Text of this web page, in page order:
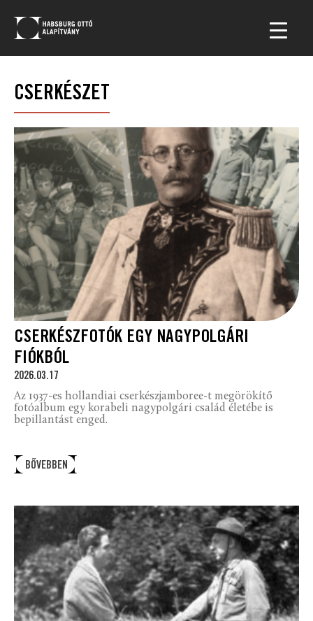
CSERKÉSZET
CSERKÉSZFOTÓK EGY NAGYPOLGÁRI
FIÓKBÓL
2026.03.17
Az 1937-es hollandiai cserkészjamboree-t megörökítő
fotóalbum egy korabeli nagypolgári család életébe is
bepillantást enged.
BŐVEBBEN